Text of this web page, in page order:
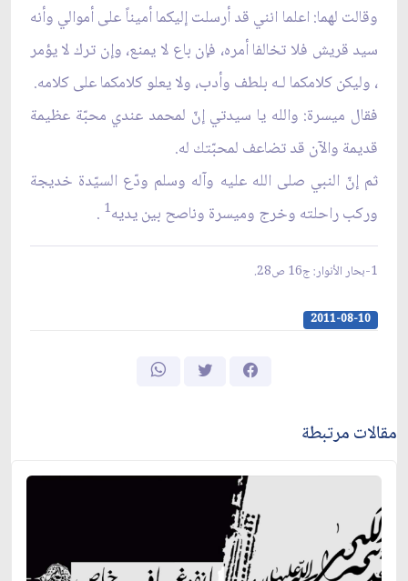
وقالت لهما: اعلما انني قد أرسلت إليكما أميناً على أموالي وأنه
سيد قريش فلا تخالفا أمره، فإن باع لا يمنع، وإن ترك لا يؤمر
، وليكن كلامكما لـه بلطف وأدب، ولا يعلو كلامكما على كلامه.
فقال ميسرة: والله يا سيدتي إنّ لمحمد عندي محبّة عظيمة
قديمة والآن قد تضاعف لمحبّتك له.
ثم إنّ النبي صلى الله عليه وآله وسلم ودّع السيّدة خديجة
وركب راحلته وخرج وميسرة وناصح بين يديه1
.
1-بحار الأنوار: ج16 ص28.
2011-08-10
مقالات مرتبطة